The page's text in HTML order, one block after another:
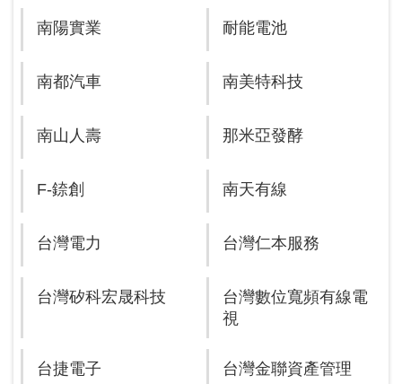
南陽實業 耐能電池
南都汽車 南美特科技
南山人壽 那米亞發酵
F-錼創 南天有線
台灣電力 台灣仁本服務
台灣矽科宏晟科技
台灣數位寬頻有線電
視
台捷電子 台灣金聯資產管理